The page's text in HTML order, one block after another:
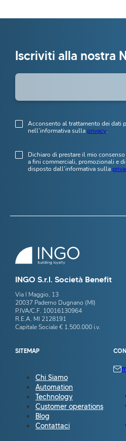
Iscriviti alla nostra
Acconsento al trattamento dei dati
nell’informativa sulla privacy.
Dichiaro di prestare il mio
a fini commerciali, promozionali e
disposto dall’informativa sulla
INGO S.r.l. Società Benefit
Via I Maggio, 13
20037 Paderno Dugnano (MI)
P.IVA/C.F. 10016130964
R.E.A. MI 2128191
Capitale Sociale € 1.500.000 i.v.
SITEMAP
Chi Siamo
Automation
Technology
Customer operations
Blog
Contattaci